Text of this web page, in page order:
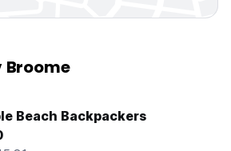
Broome
Beach Backpackers